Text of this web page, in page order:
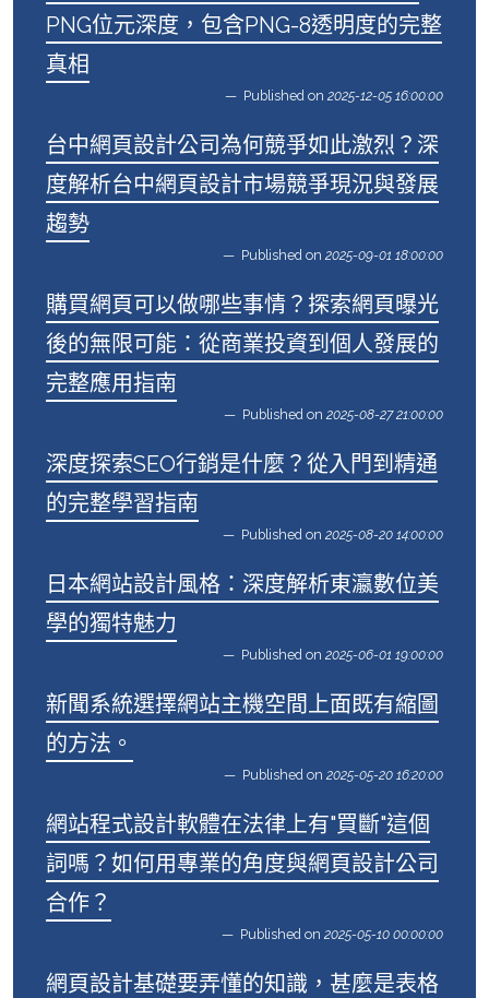
PNG位元深度，包含PNG-8透明度的完整
真相
Published on 2025-12-05 16:00:00
台中網頁設計公司為何競爭如此激烈？深
度解析台中網頁設計市場競爭現況與發展
趨勢
Published on 2025-09-01 18:00:00
購買網頁可以做哪些事情？探索網頁曝光
後的無限可能：從商業投資到個人發展的
完整應用指南
Published on 2025-08-27 21:00:00
深度探索SEO行銷是什麼？從入門到精通
的完整學習指南
Published on 2025-08-20 14:00:00
日本網站設計風格：深度解析東瀛數位美
學的獨特魅力
Published on 2025-06-01 19:00:00
新聞系統選擇網站主機空間上面既有縮圖
的方法。
Published on 2025-05-20 16:20:00
網站程式設計軟體在法律上有"買斷"這個
詞嗎？如何用專業的角度與網頁設計公司
合作？
Published on 2025-05-10 00:00:00
網頁設計基礎要弄懂的知識，甚麼是表格